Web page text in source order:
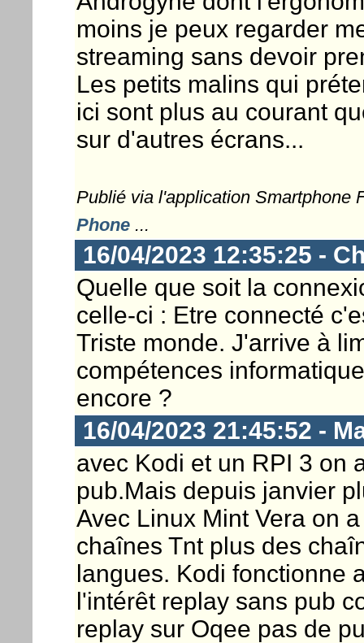
moins je peux regarder
streaming sans devoir
Les petits malins qui
ici sont plus au courant
sur d'autres écrans...
Publié via l'application Smartphone
Phone...
16/04/2023 12:35:25 -
Quelle que soit la
celle-ci : Etre connecté
Triste monde. J'arrive à
compétences
encore ?
16/04/2023 21:45:52 -
avec Kodi et un RPI 3 on
pub.Mais depuis janvier
Avec Linux Mint Vera on
chaînes Tnt plus des
langues. Kodi fonctionne
l'intérêt replay sans pub
replay sur Oqee pas de